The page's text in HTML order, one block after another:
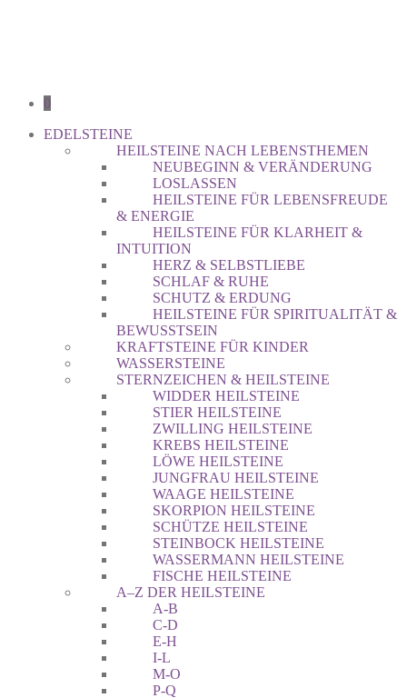
0
EDELSTEINE
HEILSTEINE NACH LEBENSTHEMEN
NEUBEGINN & VERÄNDERUNG
LOSLASSEN
HEILSTEINE FÜR LEBENSFREUDE
& ENERGIE
HEILSTEINE FÜR KLARHEIT &
INTUITION
HERZ & SELBSTLIEBE
SCHLAF & RUHE
SCHUTZ & ERDUNG
HEILSTEINE FÜR SPIRITUALITÄT &
BEWUSSTSEIN
KRAFTSTEINE FÜR KINDER
WASSERSTEINE
STERNZEICHEN & HEILSTEINE
WIDDER HEILSTEINE
STIER HEILSTEINE
ZWILLING HEILSTEINE
KREBS HEILSTEINE
LÖWE HEILSTEINE
JUNGFRAU HEILSTEINE
WAAGE HEILSTEINE
SKORPION HEILSTEINE
SCHÜTZE HEILSTEINE
STEINBOCK HEILSTEINE
WASSERMANN HEILSTEINE
FISCHE HEILSTEINE
A–Z DER HEILSTEINE
A-B
C-D
E-H
I-L
M-O
P-Q